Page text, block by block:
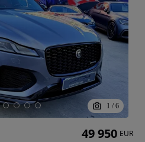
1 / 6
49 950 EUR